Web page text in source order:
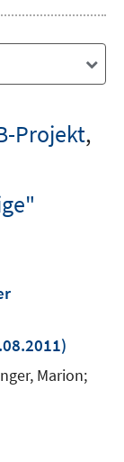
Projekt,
Marion;